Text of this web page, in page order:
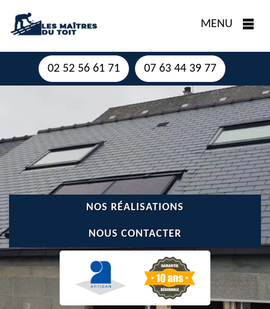
MENU
02 52 56 61 71 07 63 44 39 77
NOS RÉALISATIONS
NOUS CONTACTER